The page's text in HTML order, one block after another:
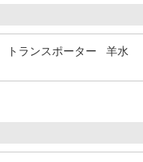
トランスポーター 羊水